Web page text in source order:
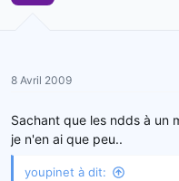
8 Avril 2009
Sachant que les ndds à un
je n'en ai que peu..
youpinet à dit: